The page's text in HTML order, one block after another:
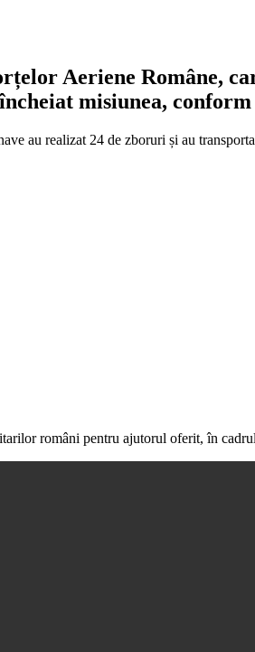
Aeriene Române,
misiunea,
au realizat 24 de zboruri și au
români pentru ajutorul oferit, în